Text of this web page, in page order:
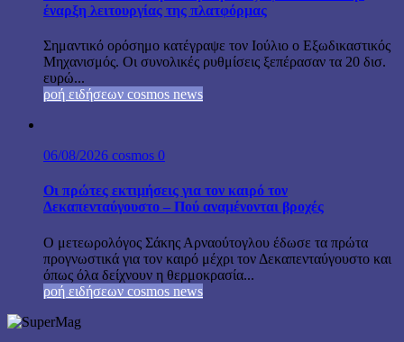
έναρξη λειτουργίας της πλατφόρμας
Σημαντικό ορόσημο κατέγραψε τον Ιούλιο ο Εξωδικαστικός
Μηχανισμός. Οι συνολικές ρυθμίσεις ξεπέρασαν τα 20 δισ.
ευρώ...
ροή ειδήσεων cosmos news
06/08/2026 cosmos 0
Οι πρώτες εκτιμήσεις για τον καιρό τον
Δεκαπενταύγουστο – Πού αναμένονται βροχές
Ο μετεωρολόγος Σάκης Αρναούτογλου έδωσε τα πρώτα
προγνωστικά για τον καιρό μέχρι τον Δεκαπενταύγουστο και
όπως όλα δείχνουν η θερμοκρασία...
ροή ειδήσεων cosmos news